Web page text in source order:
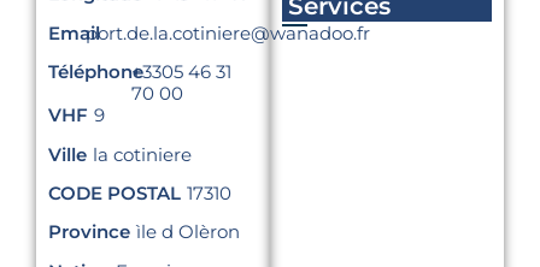
Emailport.de.la.cotiniere@wanadoo.fr
Téléphone+3305 46 31
70 00
VHF 9
Ville la cotiniere
CODE POSTAL 17310
Province ìle d Olèron
Services